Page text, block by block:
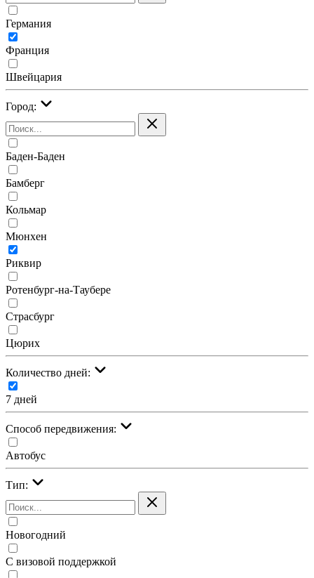
Германия
Франция
Швейцария
Город:
Баден-Баден
Бамберг
Кольмар
Мюнхен
Риквир
Ротенбург-на-Таубере
Страсбург
Цюрих
Количество дней:
7 дней
Cпособ передвижения:
Автобус
Тип:
Новогодний
С визовой поддержкой